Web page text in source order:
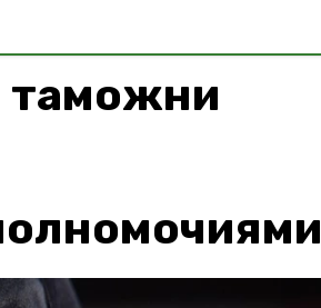
таможни